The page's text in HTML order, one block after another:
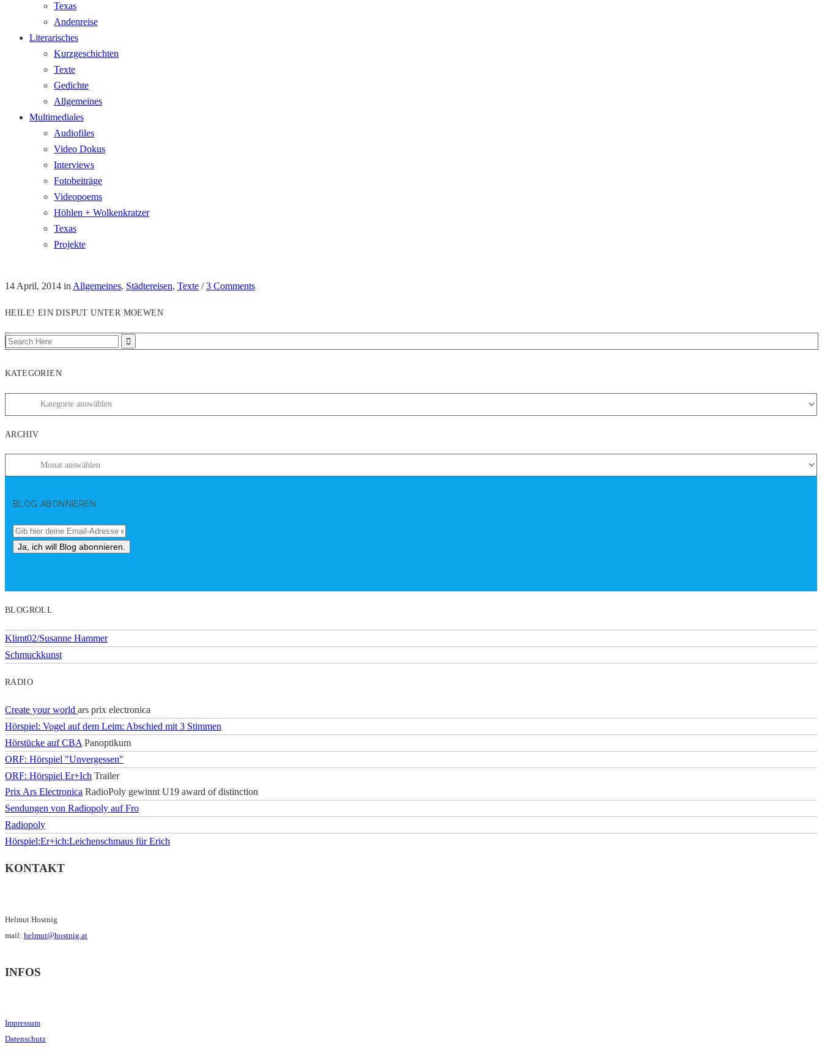
Texas
Andenreise
Literarisches
Kurzgeschichten
Texte
Gedichte
Allgemeines
Multimediales
Audiofiles
Video Dokus
Interviews
Fotobeiträge
Videopoems
Höhlen + Wolkenkratzer
Texas
Projekte
14 April, 2014 in Allgemeines, Städtereisen, Texte /3 Comments
HEILE! EIN DISPUT UNTER MOEWEN
KATEGORIEN
ARCHIV
BLOG ABONNIEREN
BLOGROLL
Klimt02/Susanne Hammer
Schmuckkunst
RADIO
Create your world ars prix electronica
Hörspiel: Vogel auf dem Leim: Abschied mit 3 Stimmen
Hörstücke auf CBA Panoptikum
ORF: Hörspiel "Unvergessen"
ORF: Hörspiel Er+Ich Trailer
Prix Ars Electronica RadioPoly gewinnt U19 award of distinction
Sendungen von Radiopoly auf Fro
Radiopoly
Hörspiel:Er+ich:Leichenschmaus für Erich
KONTAKT
Helmut Hostnig
mail: helmut@hostnig.at
INFOS
Impressum
Datenschutz